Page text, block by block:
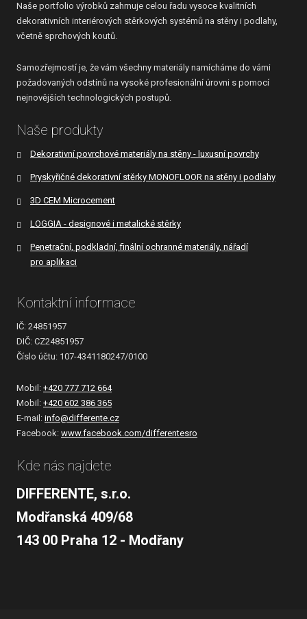
Naše portfolio výrobků zahrnuje celou řadu vysoce kvalitních
dekorativních interiérových stěrkových systémů na stěny i podlahy,
včetně sprchových koutů.
Samozřejmostí je, že vám všechny materiály namícháme do vámi
požadovaných odstínů na vysoké profesionální úrovni s pomocí
nejnovějších technologických postupů.
Naše produkty
Dekorativní povrchové materiály na stěny - luxusní povrchy
Pryskyřičné dekorativní stěrky MONOFLOOR na stěny i podlahy
3D CEM Microcement
LOGGIA - designové i metalické stěrky
Penetrační, podkladní, finální ochranné materiály, nářadí
pro aplikaci
Kontaktní informace
IČ: 24851957
DIČ: CZ24851957
Číslo účtu: 107-4341180247/0100
Mobil: +420 777 712 664
Mobil: +420 602 386 365
E-mail: info@differente.cz
Facebook: www.facebook.com/differentesro
Kde nás najdete
DIFFERENTE, s.r.o.
Modřanská 409/68
143 00 Praha 12 - Modřany